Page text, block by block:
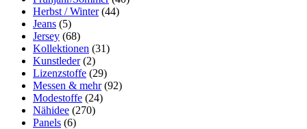
Herbst / Winter (44)
Jeans (5)
Jersey (68)
Kollektionen (31)
Kunstleder (2)
Lizenzstoffe (29)
Messen & mehr (92)
Modestoffe (24)
Nähidee (270)
Panels (6)